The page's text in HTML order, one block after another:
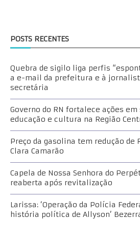
POSTS RECENTES
Quebra de sigilo liga perfis
a e-mail da prefeitura e à
secretária
Governo do RN fortalece ações
educação e cultura na Região
Preço da gasolina tem redução de
Clara Camarão
Capela de Nossa Senhora do
reaberta após revitalização
Larissa: ‘Operação da Polícia
história política de Allyson’